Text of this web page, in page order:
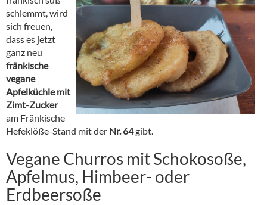
schlemmt, wird
sich freuen,
dass es jetzt
ganz neu
fränkische
vegane
Apfelküchle mit
Zimt-Zucker
am Fränkische
Hefeklöße-Stand mit der Nr. 64gibt.
Vegane Churros mit Schokosoße,
Apfelmus, Himbeer- oder
Erdbeersoße